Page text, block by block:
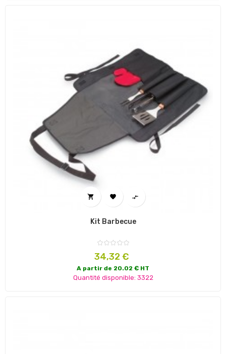
  
Kit Barbecue
Prix
34,32 €
A partir de 20.02 € HT
Quantité disponible: 3322